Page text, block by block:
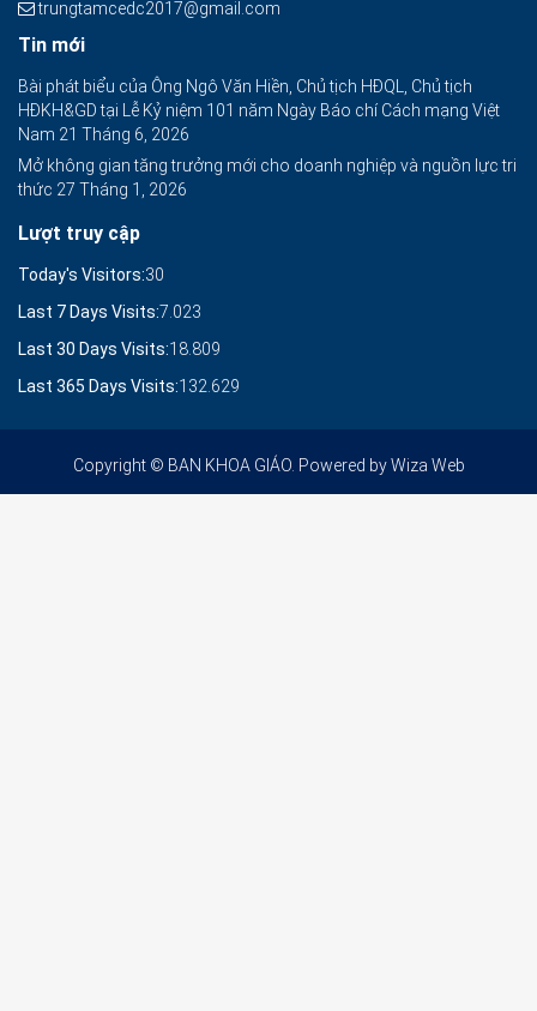
trungtamcedc2017@gmail.com
Tin mới
Bài phát biểu của Ông Ngô Văn Hiền, Chủ tịch HĐQL, Chủ tịch
HĐKH&GD tại Lễ Kỷ niệm 101 năm Ngày Báo chí Cách mạng Việt
Nam 21 Tháng 6, 2026
Mở không gian tăng trưởng mới cho doanh nghiệp và nguồn lực tri
thức 27 Tháng 1, 2026
Lượt truy cập
Today's Visitors:30
Last 7 Days Visits:7.023
Last 30 Days Visits:18.809
Last 365 Days Visits:132.629
Copyright © BAN KHOA GIÁO. Powered byWiza Web